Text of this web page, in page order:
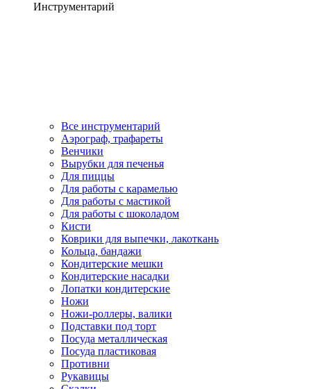
Инструментарий
Все инструментарий
Аэрограф, трафареты
Венчики
Вырубки для печенья
Для пиццы
Для работы с карамелью
Для работы с мастикой
Для работы с шоколадом
Кисти
Коврики для выпечки, лакоткань
Кольца, бандажи
Кондитерские мешки
Кондитерские насадки
Лопатки кондитерские
Ножи
Ножи-роллеры, валики
Подставки под торт
Посуда металлическая
Посуда пластиковая
Противни
Рукавицы